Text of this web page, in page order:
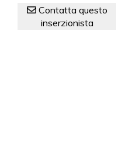
Contatta questo
inserzionista